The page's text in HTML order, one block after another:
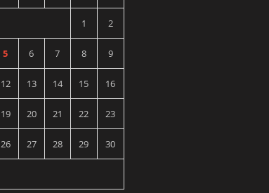
1 2
5 6 7 8 9
12 13 14 15 16
19 20 21 22 23
26 27 28 29 30